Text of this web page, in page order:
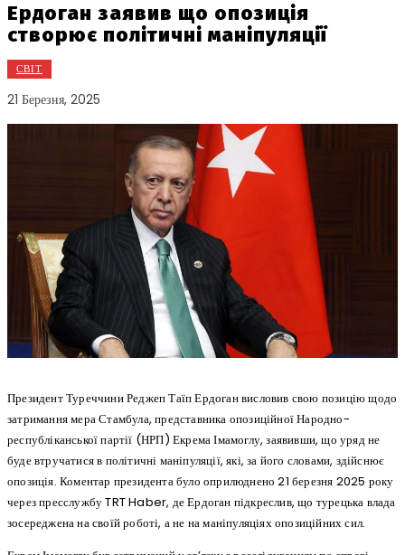
Ердоган заявив що опозиція
створює політичні маніпуляції
СВІТ
21 Березня, 2025
Президент Туреччини Реджеп Таїп Ердоган висловив свою позицію щодо
затримання мера Стамбула, представника опозиційної Народно-
республіканської партії (НРП) Екрема Імамоглу, заявивши, що уряд не
буде втручатися в політичні маніпуляції, які, за його словами, здійснює
опозиція. Коментар президента було оприлюднено 21 березня 2025 року
через пресслужбу TRT Haber, де Ердоган підкреслив, що турецька влада
зосереджена на своїй роботі, а не на маніпуляціях опозиційних сил.